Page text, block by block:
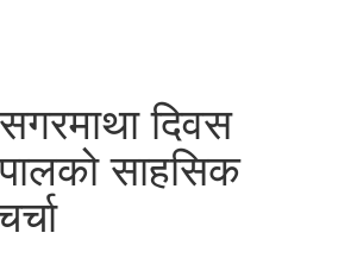
दिवस
साहसिक